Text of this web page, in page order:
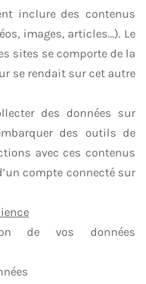
inclure des contenus
images, articles…). Le
sites se comporte de la
se rendait sur cet autre
des données sur
des outils de
avec ces contenus
compte connecté sur
de vos données